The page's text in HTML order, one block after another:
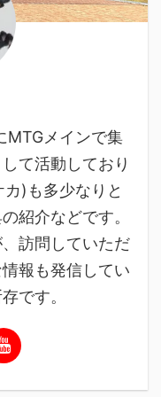
MTGメインで集
て活動しており
)も多少なりと
紹介などです。
訪問していただ
報も発信してい
です。